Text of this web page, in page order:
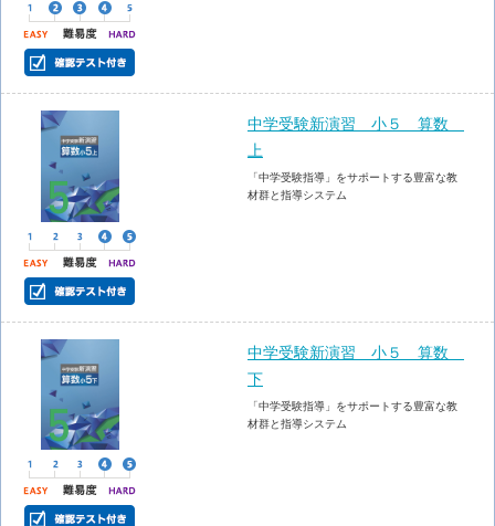
中学受験新演習 小５ 算数
上
「中学受験指導」をサポートする豊富な教
材群と指導システム
中学受験新演習 小５ 算数
下
「中学受験指導」をサポートする豊富な教
材群と指導システム